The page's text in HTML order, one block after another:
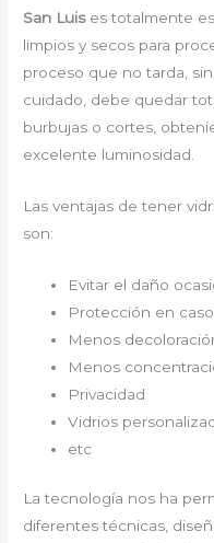
San Luis es totalmente
limpios y secos para
proceso que no tarda,
cuidado, debe quedar
burbujas o cortes,
excelente luminosidad.
Las ventajas de tener
son:
Evitar el daño
Protección en
Menos
Menos
Privacidad
Vidrios
etc
La tecnología nos ha
diferentes técnicas,